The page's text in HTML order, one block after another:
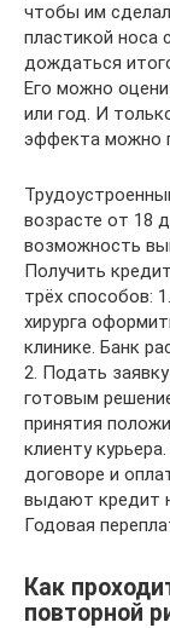
чтобы им
пластикой носа
дождаться
Его можно
или год. И
эффекта можно
возрасте от 18
возможность
Получить
трёх способов:
хирурга
клинике. Банк
2. Подать
готовым
принятия
клиенту
договоре и
выдают кредит
Годовая
Как
повторной